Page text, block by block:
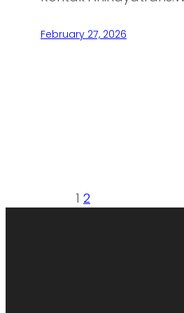
February 27, 2026
1 2